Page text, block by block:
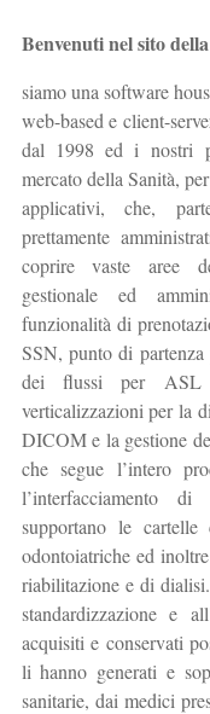
Benvenuti nel sito
siamo una software
web-based e client-
dal 1998 ed i nostri
mercato della Sanità,
applicativi, che,
prettamente
coprire vaste aree
gestionale ed
funzionalità di
SSN, punto di
dei flussi per ASL
verticalizzazioni per la
DICOM e la gestione
che segue l’intero
l’interfacciamento
supportano le cartelle
odontoiatriche ed
riabilitazione e di
standardizzazione e
acquisiti e conservati
li hanno generati e
sanitarie, dai medici